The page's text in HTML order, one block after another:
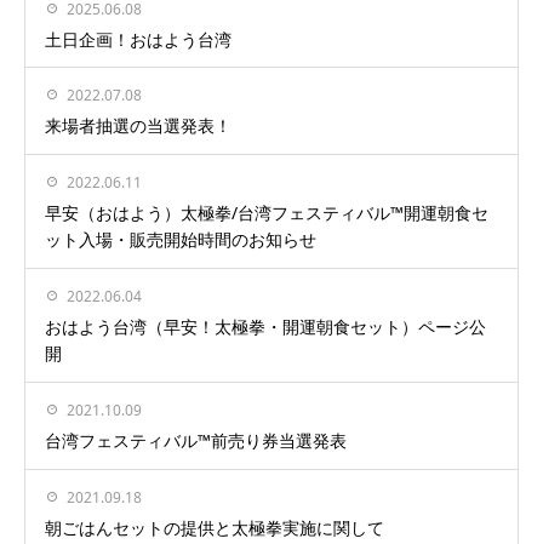
2025.06.08
土日企画！おはよう台湾
2022.07.08
来場者抽選の当選発表！
2022.06.11
早安（おはよう）太極拳/台湾フェスティバル™開運朝食セ
ット入場・販売開始時間のお知らせ
2022.06.04
おはよう台湾（早安！太極拳・開運朝食セット）ページ公
開
2021.10.09
台湾フェスティバル™前売り券当選発表
2021.09.18
朝ごはんセットの提供と太極拳実施に関して